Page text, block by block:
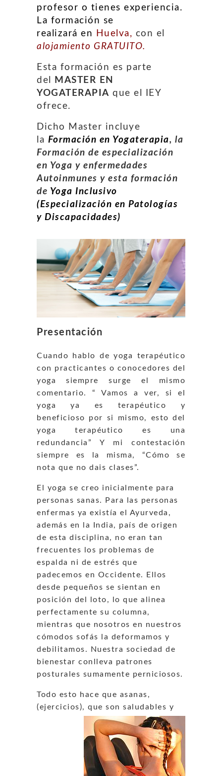
profesor o tienes experiencia.
La formación se
realizará en Huelva, con el
alojamiento GRATUITO.
Esta formación es parte
del
MASTER EN
YOGATERAPIA que el IEY
ofrece.
Dicho Master incluye
la Formación en Yogaterapia, la
Formación de especialización
en Yoga y enfermedades
Autoinmunes y esta formación
de Yoga Inclusivo
(Especialización en Patologías
y Discapacidades)
Presentación
Cuando hablo de yoga terapéutico
con practicantes o conocedores del
yoga siempre surge el mismo
comentario. “ Vamos a ver, si el
yoga ya es terapéutico y
beneficioso por si mismo, esto del
yoga terapéutico es una
redundancia” Y mi contestación
siempre es la misma, “Cómo se
nota que no dais clases”.
El yoga se creo inicialmente para
personas sanas. Para las personas
enfermas ya existía el Ayurveda,
además en la India, país de origen
de esta disciplina, no eran tan
frecuentes los problemas de
espalda ni de estrés que
padecemos en Occidente. Ellos
desde pequeños se sientan en
posición del loto, lo que alinea
perfectamente su columna,
mientras que nosotros en nuestros
cómodos sofás la deformamos y
debilitamos. Nuestra sociedad de
bienestar conlleva patrones
posturales sumamente perniciosos.
Todo esto hace que asanas,
(ejercicios), que son saludables y